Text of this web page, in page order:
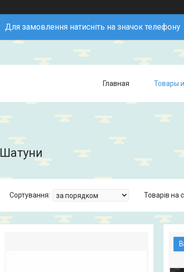
Для замовлення натисніть на значок
Главная Товары
Шатуни